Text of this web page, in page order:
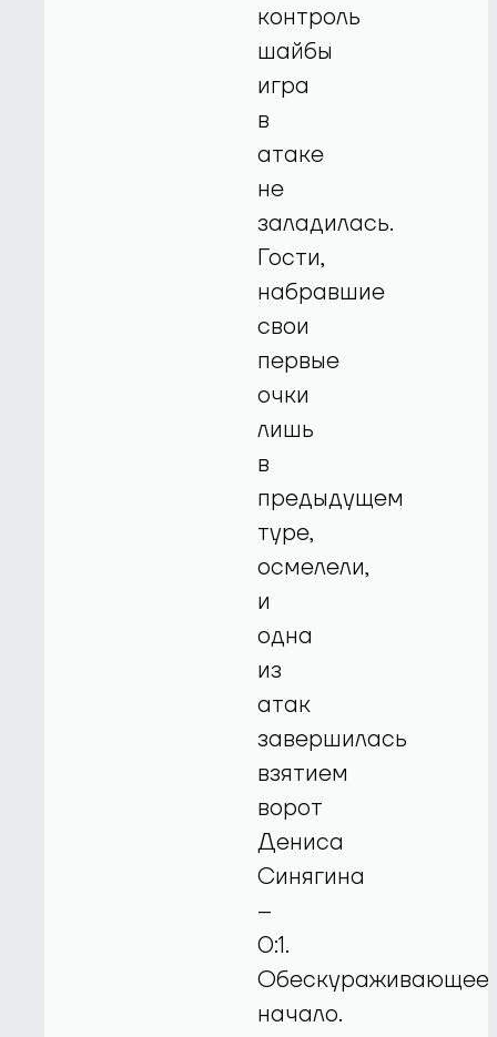
контроль
шайбы
игра
в
атаке
не
заладилась.
Гости,
набравшие
свои
первые
очки
лишь
в
предыдущем
туре,
осмелели,
и
одна
из
атак
завершилась
взятием
ворот
Дениса
Синягина
–
0:1.
Обескураживающее
начало.